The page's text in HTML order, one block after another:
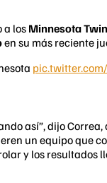
a los Minnesota
en su más reciente
así”, dijo
un equipo que
y los resultados